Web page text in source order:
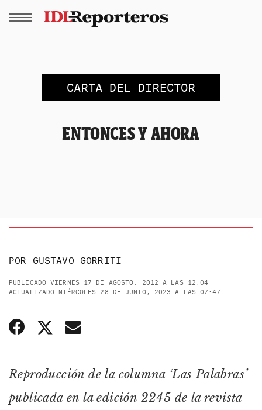
CARTA DEL DIRECTOR
ENTONCES Y AHORA
POR GUSTAVO GORRITI
PUBLICADO VIERNES 17 DE AGOSTO, 2012 A LAS 12:04
ACTUALIZADO MIÉRCOLES 28 DE JUNIO, 2023 A LAS 07:47
Reproducción de la columna ‘Las Palabras’
publicada en la edición 2245 de la revista